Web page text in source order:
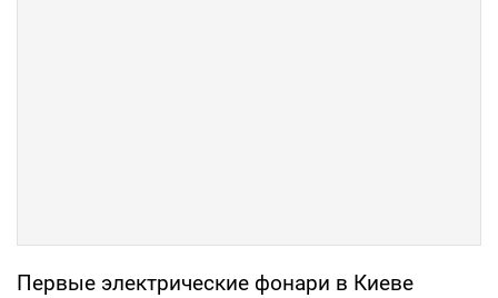
Первые электрические фонари в Киеве